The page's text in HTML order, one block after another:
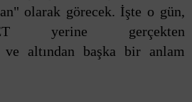
olarak görecek. İşte o gün,
yerine gerçekten
altından başka bir anlam